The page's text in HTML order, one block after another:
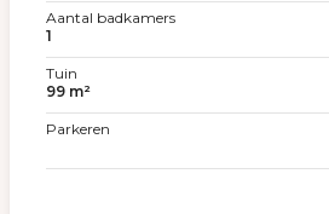
Aantal badkamers
1
Tuin
99 m²
Parkeren